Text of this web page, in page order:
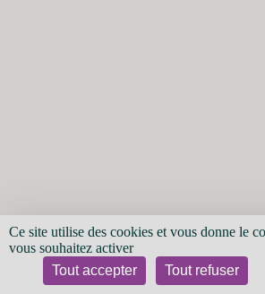
Ce site utilise des cookies et vous donne le
vous souhaitez activer
Tout accepter
Tout refuser